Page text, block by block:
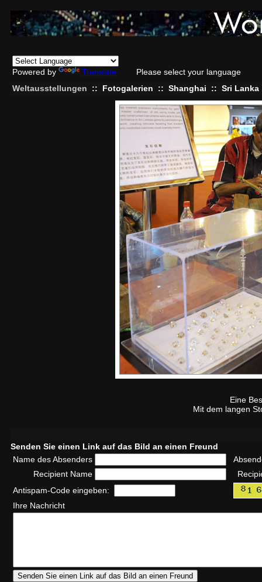
Powered by Translate
Please select your language
Weltausstellungen
:: Fotogalerien :: Shanghai :: Sri Lanka
Eine
Mit dem langen
Senden Sie einen Link auf das Bild an einen Freund
Name des Absenders
Recipient Name
Antispam-Code eingeben:
Ihre Nachricht